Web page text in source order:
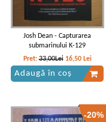
Josh Dean - Capturarea
submarinului K-129
Pret:33,00Lei 16,50 Lei
Adaugă în coș
-20%